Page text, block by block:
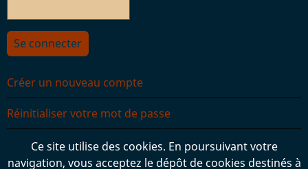
Créer un nouveau compte
Réinitialiser votre mot de passe
Ce site utilise des cookies. En poursuivant votre
navigation, vous acceptez le dépôt de cookies destinés à